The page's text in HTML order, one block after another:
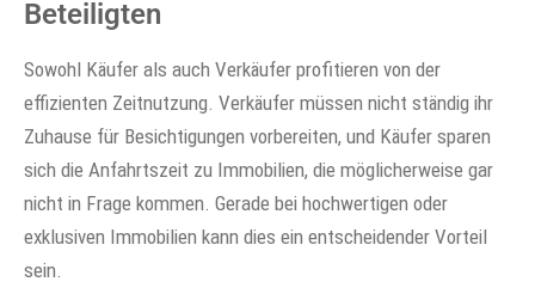
Beteiligten
Sowohl Käufer als auch Verkäufer profitieren von der
effizienten Zeitnutzung. Verkäufer müssen nicht ständig ihr
Zuhause für Besichtigungen vorbereiten, und Käufer sparen
sich die Anfahrtszeit zu Immobilien, die möglicherweise gar
nicht in Frage kommen. Gerade bei hochwertigen oder
exklusiven Immobilien kann dies ein entscheidender Vorteil
sein.